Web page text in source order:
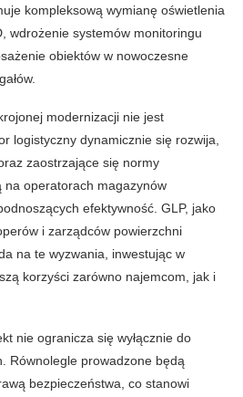
kompleksową wymianę oświetlenia
wdrożenie systemów monitoringu
obiektów w nowoczesne
modernizacji nie jest
logistyczny dynamicznie się rozwija,
zaostrzające się normy
na operatorach magazynów
efektywność. GLP, jako
i zarządców powierzchni
na te wyzwania, inwestując w
korzyści zarówno najemcom, jak i
nie ogranicza się wyłącznie do
Równolegle prowadzone będą
bezpieczeństwa, co stanowi